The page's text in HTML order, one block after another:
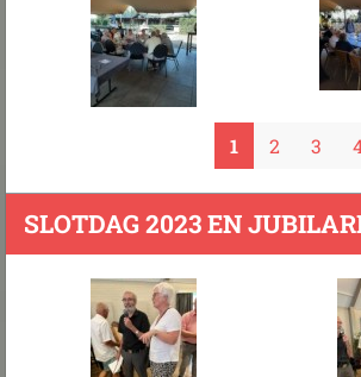
1 2 3
SLOTDAG 2023 EN